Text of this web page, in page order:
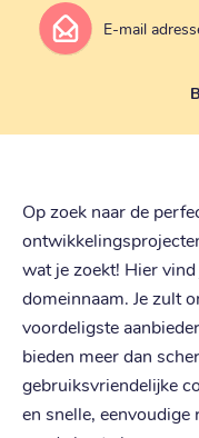
E-mail
Op zoek naar de
wat je zoekt! Hier
domeinnaam. Je zult
voordeligste
bieden meer dan
gebruiksvriendelijke
en snelle,